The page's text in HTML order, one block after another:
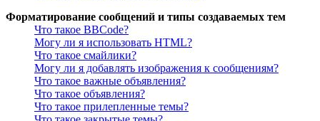
Форматирование сообщений и типы создаваемых тем
Что такое BBCode?
Могу ли я использовать HTML?
Что такое смайлики?
Могу ли я добавлять изображения к сообщениям?
Что такое важные объявления?
Что такое объявления?
Что такое прилепленные темы?